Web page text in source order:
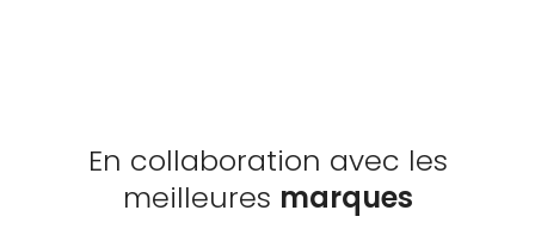
En collaboration avec les
meilleures marques